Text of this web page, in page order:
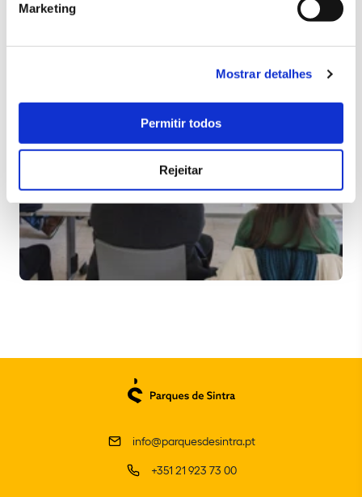
Marketing
Mostrar detalhes
Permitir todos
Rejeitar
info@parquesdesintra.pt
+351 21 923 73 00